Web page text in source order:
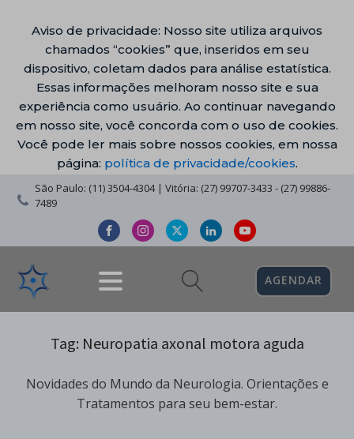
Aviso de privacidade: Nosso site utiliza arquivos
chamados “cookies” que, inseridos em seu
dispositivo, coletam dados para análise estatística.
Essas informações melhoram nosso site e sua
experiência como usuário. Ao continuar navegando
em nosso site, você concorda com o uso de cookies.
Você pode ler mais sobre nossos cookies, em nossa
página: política de privacidade/cookies.
São Paulo: (11) 3504-4304 | Vitória: (27) 99707-3433 - (27) 99886-
7489
AGENDAR
Tag: Neuropatia axonal motora aguda
Novidades do Mundo da Neurologia. Orientações e
Tratamentos para seu bem-estar.